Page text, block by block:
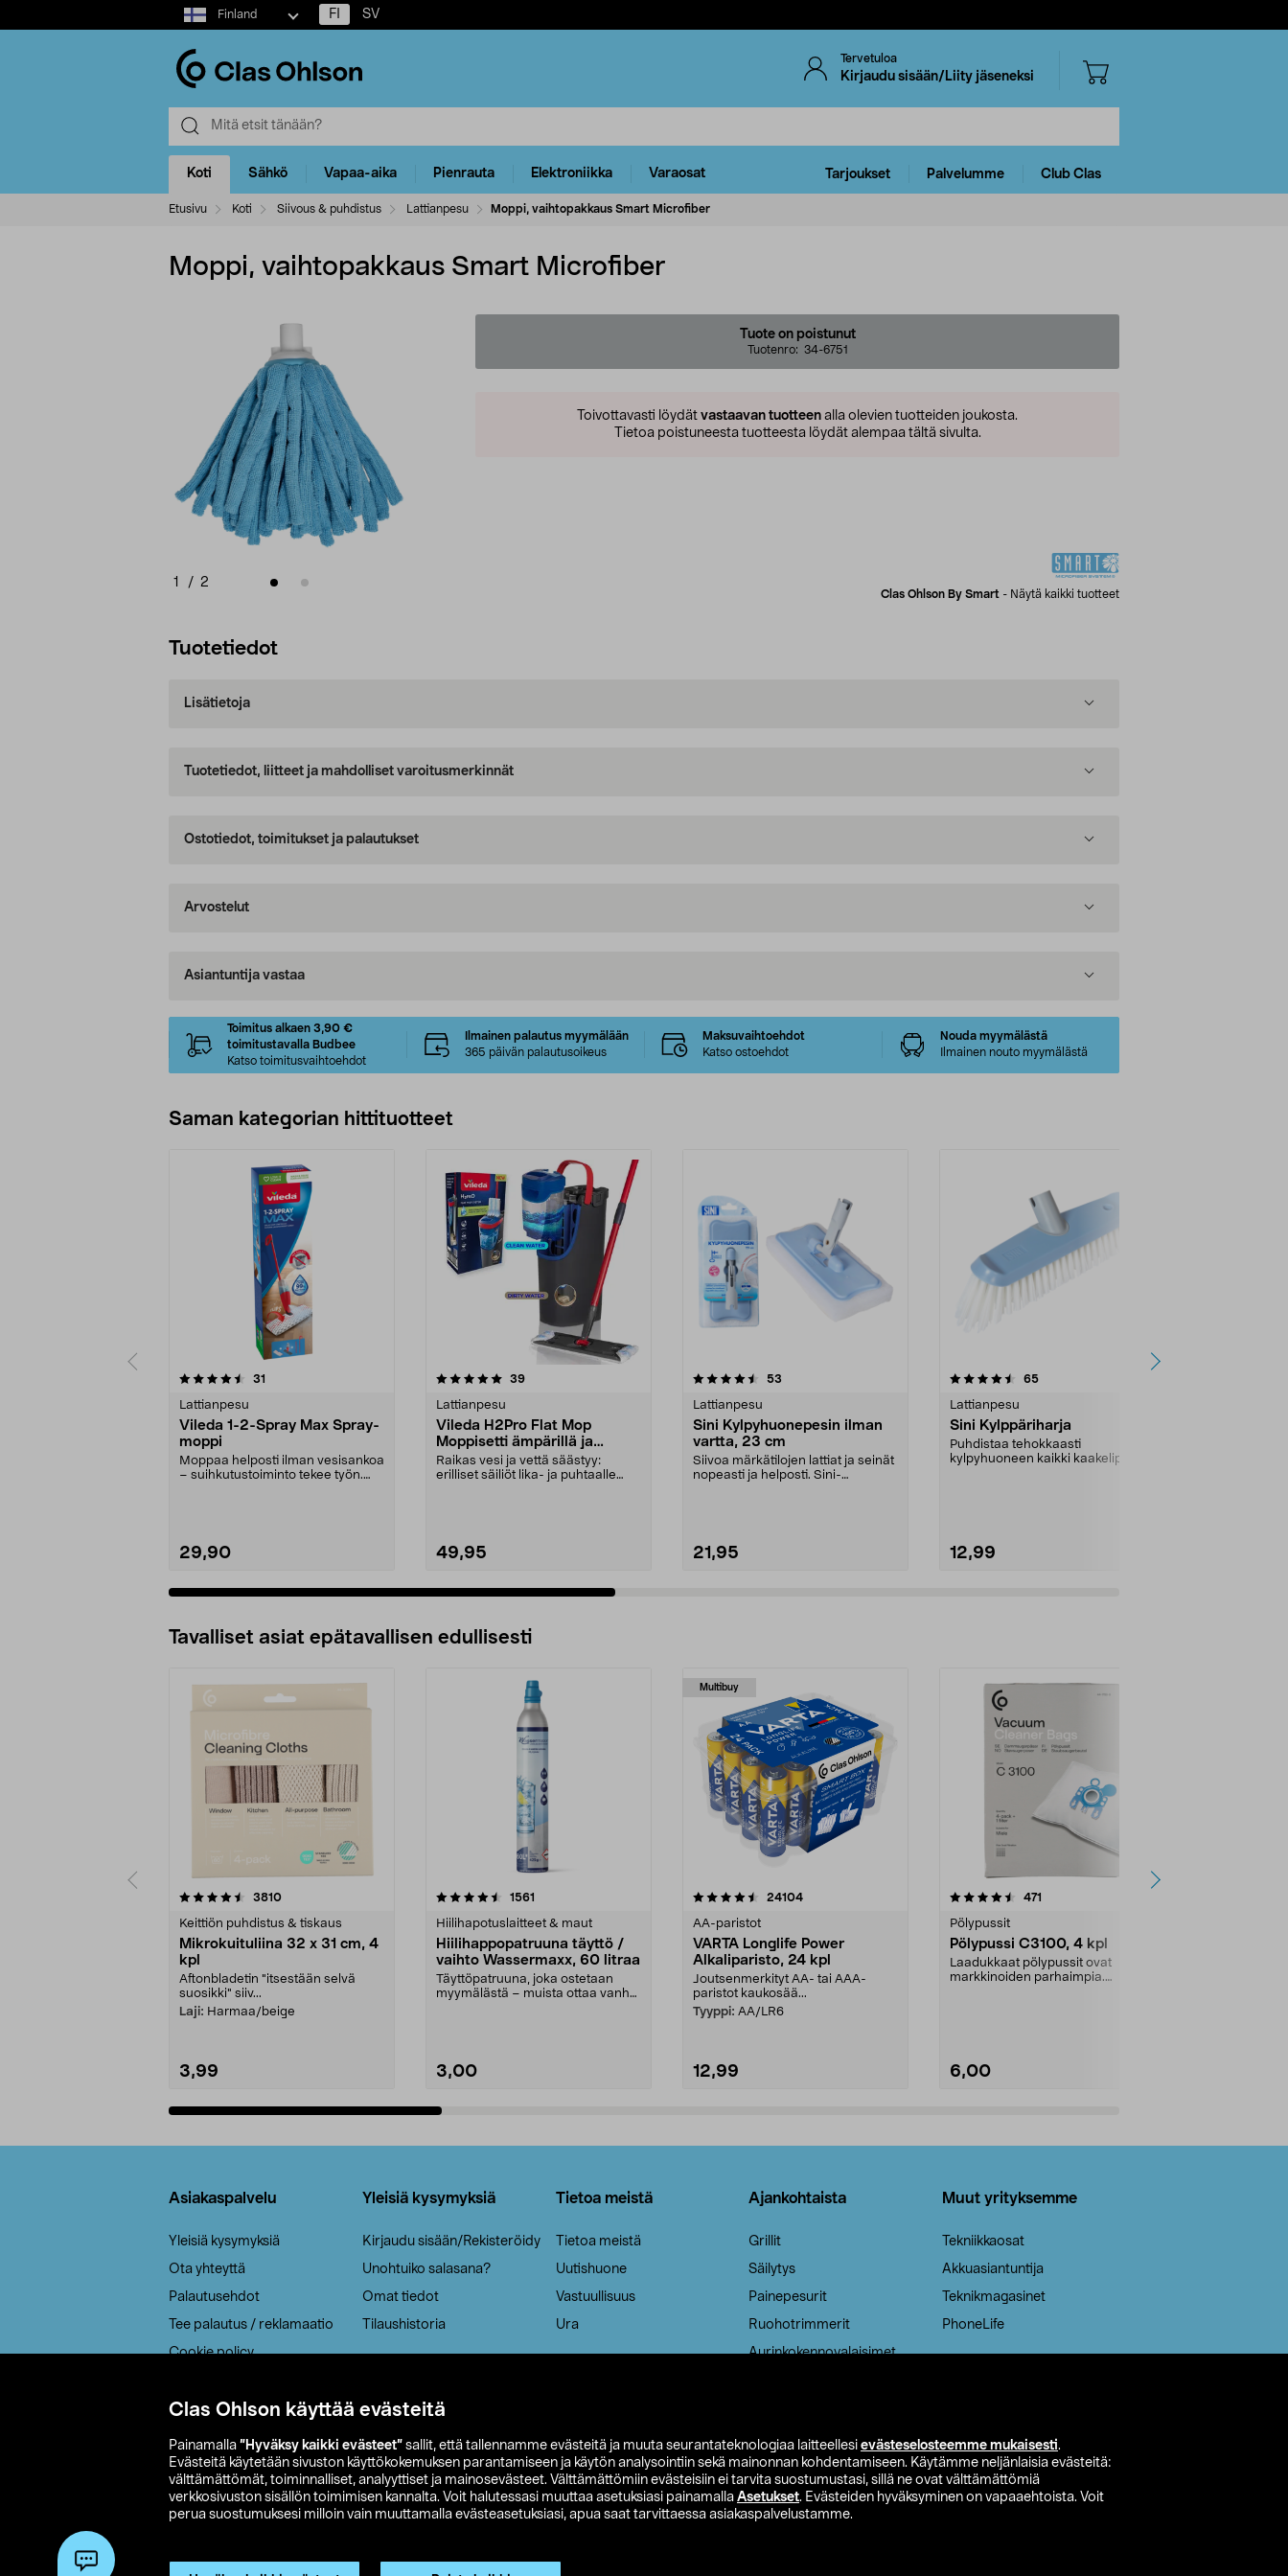
Clas Ohlson käyttää evästeitä
Painamalla ”Hyväksy kaikki evästeet” sallit, että tallennamme evästeitä ja muuta seurantateknologiaa laitteellesi evästeselosteemme mukaisesti.
Evästeitä käytetään sivuston käyttökokemuksen parantamiseen ja käytön analysointiin sekä mainonnan kohdentamiseen. Käytämme neljänlaisia evästeitä:
välttämättömät, toiminnalliset, analyyttiset ja mainosevästeet. Välttämättömiin evästeisiin ei tarvita suostumustasi, sillä ne ovat välttämättömiä
verkkosivuston sisällön toimimisen kannalta. Voit halutessasi muuttaa asetuksiasi painamalla Asetukset. Evästeiden hyväksyminen on vapaaehtoista. Voit
perua suostumuksesi milloin vain muuttamalla evästeasetuksiasi, apua saat tarvittaessa asiakaspalvelustamme.
Select
market
Finland FI SV
Tervetuloa
Kirjaudu sisään/Liity jäseneksi
Koti Sähkö Vapaa-aika Pienrauta Elektroniikka Varaosat Tarjoukset Palvelumme Club Clas
Etusivu Koti Siivous & puhdistus Lattianpesu Moppi, vaihtopakkaus Smart Microfiber
Moppi, vaihtopakkaus Smart Microfiber
1 / 2
Tuote on poistunut
Tuotenro: 34-6751
Toivottavasti löydät vastaavan tuotteen alla olevien tuotteiden joukosta.
Tietoa poistuneesta tuotteesta löydät alempaa tältä sivulta.
Clas Ohlson By Smart - Näytä kaikki tuotteet
Tuotetiedot
Lisätietoja
Tuotetiedot, liitteet ja mahdolliset varoitusmerkinnät
Ostotiedot, toimitukset ja palautukset
Arvostelut
Asiantuntija vastaa
Toimitus alkaen 3,90 €
toimitustavalla Budbee
Katso toimitusvaihtoehdot
Ilmainen palautus myymälään
365 päivän palautusoikeus
Maksuvaihtoehdot
Katso ostoehdot
Nouda myymälästä
Ilmainen nouto myymälästä
Saman kategorian hittituotteet
31
Lattianpesu
Vileda 1-2-Spray Max Spray-
moppi
Moppaa helposti ilman vesisankoa
– suihkutustoiminto tekee työn.
29,90
5.0 viidestä
39arvostelut
Lattianpesu
Vileda H2Pro Flat Mop
Moppisetti ämpärillä ja
mopilla
Raikas vesi ja vettä säästyy:
erilliset säiliöt lika- ja puhtaalle
49,95
4.5 viidestä
53
Lattianpesu
Sini Kylpyhuonepesin ilman
vartta, 23 cm
Siivoa märkätilojen lattiat ja seinät
nopeasti ja helposti. Sini-
21,95
4.5 viidestä
65arvostelut
Lattianpesu
Sini Kylppäriharja
Puhdistaa tehokkaasti
kylpyhuoneen kaikki kaakelipinnat.
12,99
4.5 viidestä
Tavalliset asiat epätavallisen edullisesti
3810arvostelut
Keittiön puhdistus & tiskaus
Mikrokuituliina 32 x 31 cm, 4
kpl
Aftonbladetin "itsestään selvä
suosikki" siiv...
Laji: Harmaa/beige
3,99
4.5viidestä
1561
Hiilihapotuslaitteet & maut
Hiilihappopatruuna täyttö /
vaihto Wassermaxx, 60 litraa
Täyttöpatruuna, joka ostetaan
myymälästä – muista ottaa vanha
3,00
Multibuy
4.5viidestä
24104arvostelut
AA-paristot
VARTA Longlife Power
Alkaliparisto, 24 kpl
Joutsenmerkityt AA- tai AAA-
paristot kaukosää...
Tyyppi: AA/LR6
12,99
4.5viidestä
471
Pölypussit
Pölypussi C3100, 4 kpl
Laadukkaat pölypussit ovat
markkinoiden parhaimpia.
6,00
4.5viidestä
Asiakaspalvelu
Yleisiä kysymyksiä
Ota yhteyttä
Palautusehdot
Tee palautus / reklamaatio
Cookie policy
Saavutettavuus
Yleisiä kysymyksiä
Kirjaudu sisään/Rekisteröidy
Unohtuiko salasana?
Omat tiedot
Tilaushistoria
Tietoa meistä
Tietoa meistä
Uutishuone
Vastuullisuus
Ura
Ajankohtaista
Grillit
Säilytys
Painepesurit
Ruohotrimmerit
Aurinkokennovalaisimet
Muut yrityksemme
Tekniikkaosat
Akkuasiantuntija
Teknikmagasinet
PhoneLife